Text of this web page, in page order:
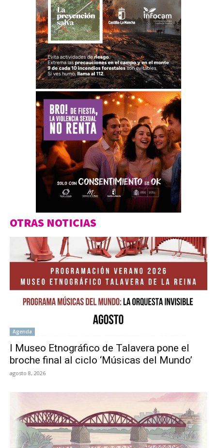
OTRAS NOTICIAS
Agenda
l Museo Etnográfico de Talavera pone el
broche final al ciclo ‘Músicas del Mundo’
agosto 8, 2026